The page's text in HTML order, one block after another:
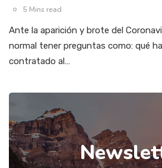
5 Mins read
Ante la aparición y brote del
normal tener preguntas como: qué
contratado al…